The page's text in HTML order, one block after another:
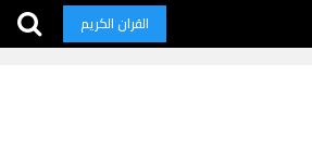
القران الكريم